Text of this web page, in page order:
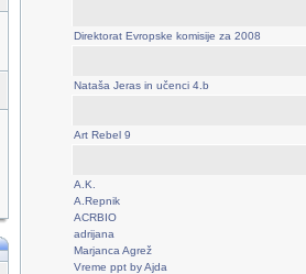
Direktorat Evropske komisije za 2008
Nataša Jeras in učenci 4.b
Art Rebel 9
A.K.
A.Repnik
ACRBIO
adrijana
Marjanca Agrež
Vreme ppt by Ajda